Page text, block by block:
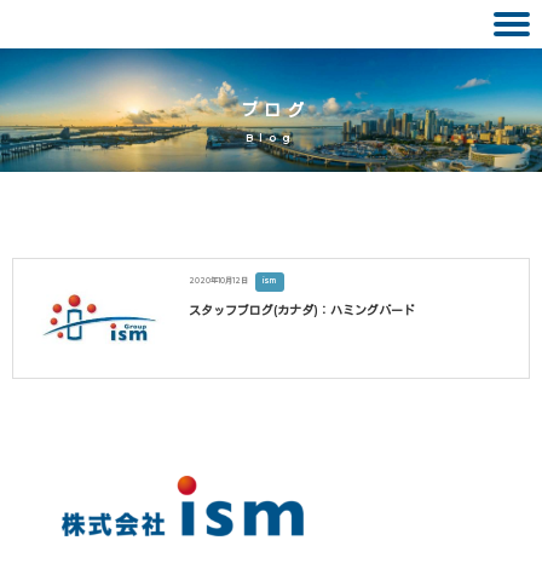
to
content
ブログ
Blog
2020年10月12日 ism
スタッフブログ(カナダ)：ハミングバード